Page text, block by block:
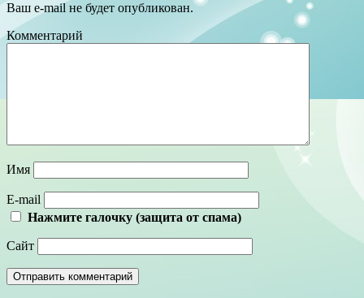
Ваш e-mail не будет опубликован.
Комментарий
Имя
E-mail
Нажмите галочку (защита от спама)
Сайт